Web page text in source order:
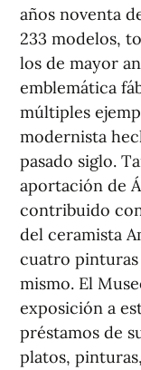
años noventa
233 modelos,
los de mayor
emblemática
múltiples
modernista
pasado siglo.
aportación de
contribuido
del ceramista
cuatro pinturas
mismo. El
exposición a
préstamos de
platos,